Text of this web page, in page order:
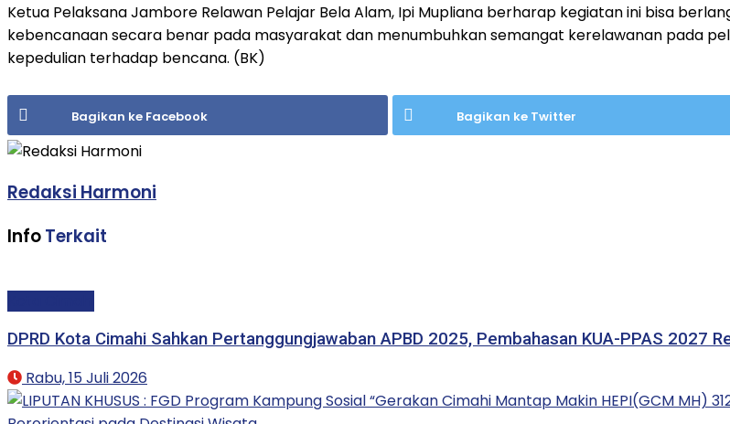
Ketua Pelaksana Jambore Relawan Pelajar Bela Alam, Ipi Mupliana berharap kegiatan ini bisa
kebencanaan secara benar pada masyarakat dan menumbuhkan semangat kerelawanan pada
kepedulian terhadap bencana. (BK)
Bagikan ke Facebook Bagikan ke Twitter
Redaksi Harmoni
InfoTerkait
DPRD Kota Cimahi Sahkan Pertanggungjawaban APBD 2025, Pembahasan KUA-PPAS 2027
Rabu, 15 Juli 2026